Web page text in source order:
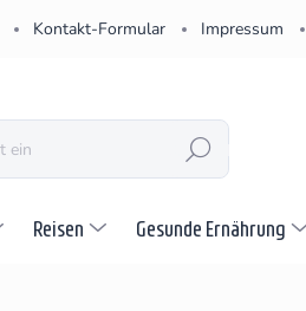
Kontakt-Formular Impressum
SUCHEN
Reisen Gesunde Ernährung